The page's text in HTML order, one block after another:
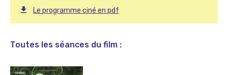
Le programme ciné en pdf
Toutes les séances du film :